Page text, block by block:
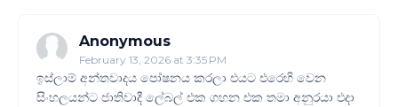
Anonymous
February 13, 2026 at 3:35 PM
ඉස්ලාම් අන්තවාදය පෝෂනය කරලා එයට එරෙහි වෙන
සිංහලයන්ට ජාතිවාදී ලේබල් එක ගහන එක තමා අනුරයා එදා